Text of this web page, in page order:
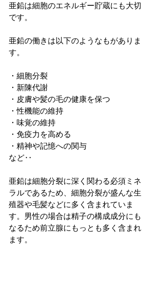
亜鉛は細胞のエネルギー貯蔵にも大切
です。
亜鉛の働きは以下のようなもがありま
す。
・細胞分裂
・新陳代謝
・皮膚や髪の毛の健康を保つ
・性機能の維持
・味覚の維持
・免疫力を高める
・精神や記憶への関与
など‥
亜鉛は細胞分裂に深く関わる必須ミネ
ラルであるため、細胞分裂が盛んな生
殖器や毛髪などに多く含まれていま
す。男性の場合は精子の構成成分にも
なるため前立腺にもっとも多く含まれ
ます。